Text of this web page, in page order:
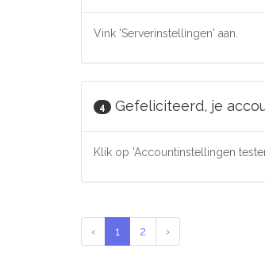
Vink 'Serverinstellingen' aan.
4 Gefeliciteerd, je
Klik op 'Accountinstellingen
‹ 1 2 ›